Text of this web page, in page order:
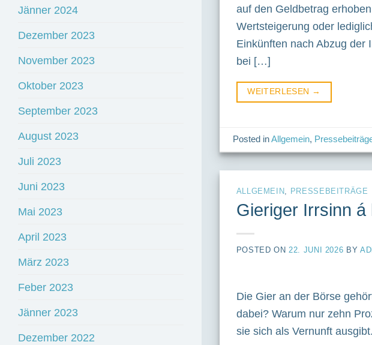
Jänner 2024
Dezember 2023
November 2023
Oktober 2023
September 2023
August 2023
Juli 2023
Juni 2023
Mai 2023
April 2023
März 2023
Feber 2023
Jänner 2023
Dezember 2022
auf den Geldbetrag
Wertsteigerung oder
Einkünften nach Abzug der
bei […]
WEITERLESEN →
Posted inAllgemein,
ALLGEMEIN, PRESSEBEITRÄGE
Gieriger Irrsinn
POSTED ON22. JUNI 2026 BY
Die Gier an der Börse
dabei? Warum nur zehn
sie sich als Vernunft